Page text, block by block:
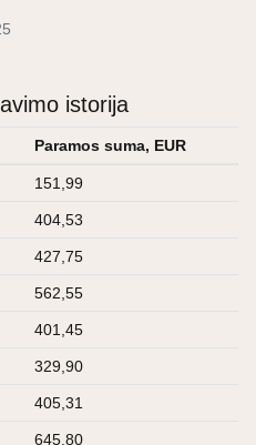
istorija
Paramos suma, EUR
151,99
404,53
427,75
562,55
401,45
329,90
405,31
645,80